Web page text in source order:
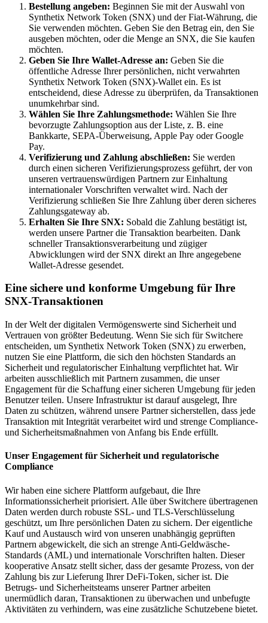
Bestellung angeben: Beginnen Sie mit der Auswahl von
Synthetix Network Token (SNX) und der Fiat-Währung, die
Sie verwenden möchten. Geben Sie den Betrag ein, den Sie
ausgeben möchten, oder die Menge an SNX, die Sie kaufen
möchten.
Geben Sie Ihre Wallet-Adresse an: Geben Sie die
öffentliche Adresse Ihrer persönlichen, nicht verwahrten
Synthetix Network Token (SNX)-Wallet ein. Es ist
entscheidend, diese Adresse zu überprüfen, da Transaktionen
unumkehrbar sind.
Wählen Sie Ihre Zahlungsmethode: Wählen Sie Ihre
bevorzugte Zahlungsoption aus der Liste, z. B. eine
Bankkarte, SEPA-Überweisung, Apple Pay oder Google
Pay.
Verifizierung und Zahlung abschließen: Sie werden
durch einen sicheren Verifizierungsprozess geführt, der von
unseren vertrauenswürdigen Partnern zur Einhaltung
internationaler Vorschriften verwaltet wird. Nach der
Verifizierung schließen Sie Ihre Zahlung über deren sicheres
Zahlungsgateway ab.
Erhalten Sie Ihre SNX: Sobald die Zahlung bestätigt ist,
werden unsere Partner die Transaktion bearbeiten. Dank
schneller Transaktionsverarbeitung und zügiger
Abwicklungen wird der SNX direkt an Ihre angegebene
Wallet-Adresse gesendet.
Eine sichere und konforme Umgebung für Ihre
SNX-Transaktionen
In der Welt der digitalen Vermögenswerte sind Sicherheit und
Vertrauen von größter Bedeutung. Wenn Sie sich für Switchere
entscheiden, um Synthetix Network Token (SNX) zu erwerben,
nutzen Sie eine Plattform, die sich den höchsten Standards an
Sicherheit und regulatorischer Einhaltung verpflichtet hat. Wir
arbeiten ausschließlich mit Partnern zusammen, die unser
Engagement für die Schaffung einer sicheren Umgebung für jeden
Benutzer teilen. Unsere Infrastruktur ist darauf ausgelegt, Ihre
Daten zu schützen, während unsere Partner sicherstellen, dass jede
Transaktion mit Integrität verarbeitet wird und strenge Compliance-
und Sicherheitsmaßnahmen von Anfang bis Ende erfüllt.
Unser Engagement für Sicherheit und regulatorische
Compliance
Wir haben eine sichere Plattform aufgebaut, die Ihre
Informationssicherheit priorisiert. Alle über Switchere übertragenen
Daten werden durch robuste SSL- und TLS-Verschlüsselung
geschützt, um Ihre persönlichen Daten zu sichern. Der eigentliche
Kauf und Austausch wird von unseren unabhängig geprüften
Partnern abgewickelt, die sich an strenge Anti-Geldwäsche-
Standards (AML) und internationale Vorschriften halten. Dieser
kooperative Ansatz stellt sicher, dass der gesamte Prozess, von der
Zahlung bis zur Lieferung Ihrer DeFi-Token, sicher ist. Die
Betrugs- und Sicherheitsteams unserer Partner arbeiten
unermüdlich daran, Transaktionen zu überwachen und unbefugte
Aktivitäten zu verhindern, was eine zusätzliche Schutzebene bietet.